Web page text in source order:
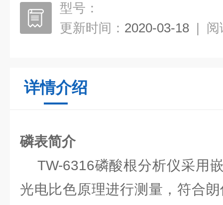
型号：
更新时间： 2020-03-18 | 阅
详情介绍
磷表简介
TW-6316磷酸根分析仪采用
光电比色原理进行测量，符合